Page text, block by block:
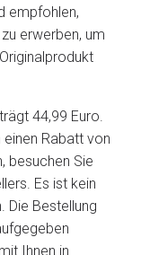
empfohlen,
erwerben, um
44,99 Euro.
Rabatt von
besuchen Sie
Es ist kein
Die Bestellung
Ihnen in